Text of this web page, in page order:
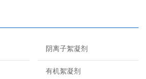
阴离子絮凝剂
有机絮凝剂